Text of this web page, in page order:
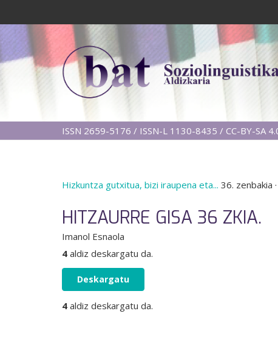
ISSN 2659-5176 / ISSN-L 1130-8435 / CC-BY-SA
Hizkuntza gutxitua, bizi iraupena eta... 36. zenbakia ·
HITZAURRE GISA 36 ZKIA.
Imanol Esnaola
4 aldiz deskargatu da.
Deskargatu
4 aldiz deskargatu da.